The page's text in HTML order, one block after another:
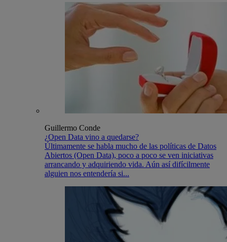
Guillermo Conde
¿Open Data vino a quedarse?
Últimamente se habla mucho de las políticas de Datos
Abiertos (Open Data), poco a poco se ven iniciativas
arrancando y adquiriendo vida. Aún así difícilmente
alguien nos entendería si...